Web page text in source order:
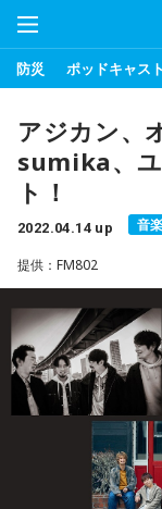
防災 ポッドキャスト
アジカン、
sumika、ユ
ト！
2022.04.14 up 音楽
提供：FM802